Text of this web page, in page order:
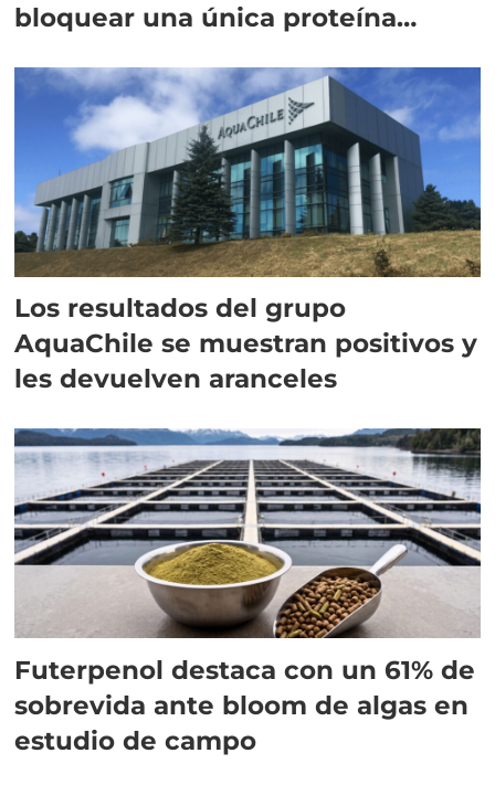
bloquear una única proteína
Los resultados del grupo
AquaChile se muestran positivos y
les devuelven aranceles
Futerpenol destaca con un 61% de
sobrevida ante bloom de algas en
estudio de campo